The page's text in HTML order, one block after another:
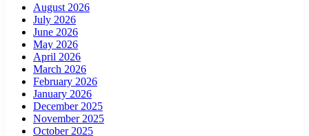
August 2026
July 2026
June 2026
May 2026
April 2026
March 2026
February 2026
January 2026
December 2025
November 2025
October 2025